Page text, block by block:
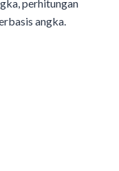
perhitungan
angka.